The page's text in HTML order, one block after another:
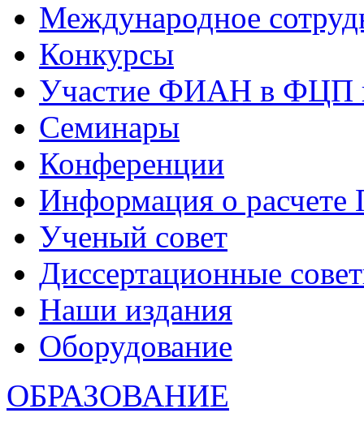
Международное
Конкурсы
Участие ФИАН в ФЦП
Семинары
Конференции
Информация о
Ученый совет
Диссертационные
Наши издания
Оборудование
ОБРАЗОВАНИЕ